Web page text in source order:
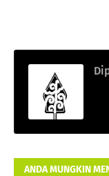
ANDA MUNGKIN